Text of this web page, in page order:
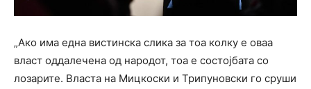
„Ако има една вистинска слика за тоа колку е оваа
власт оддалечена од народот, тоа е состојбата со
лозарите. Власта на Мицкоски и Трипуновски го сруши